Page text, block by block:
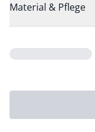
Material & Pflege